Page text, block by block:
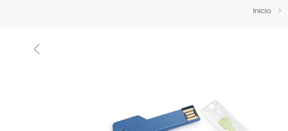
Inicio